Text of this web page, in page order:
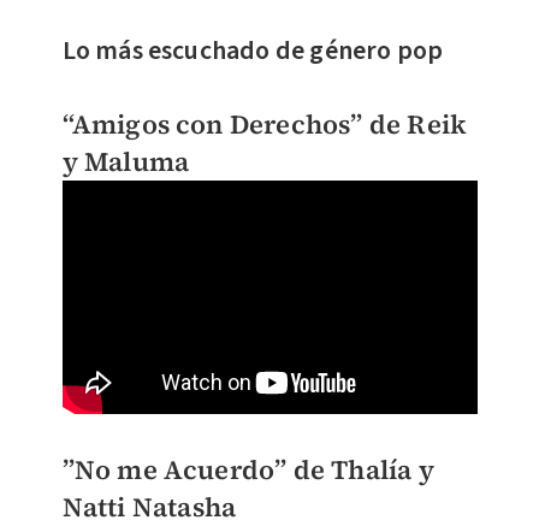
Lo más escuchado de género pop
“Amigos con Derechos” de Reik
y Maluma
”No me Acuerdo” de Thalía y
Natti Natasha